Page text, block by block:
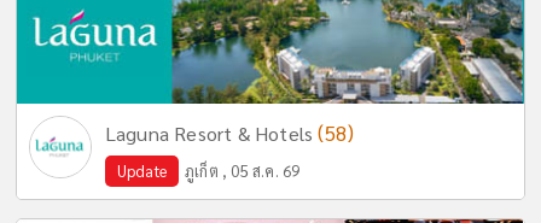
Laguna Resort & Hotels(58)
Update ภูเก็ต , 05 ส.ค. 69